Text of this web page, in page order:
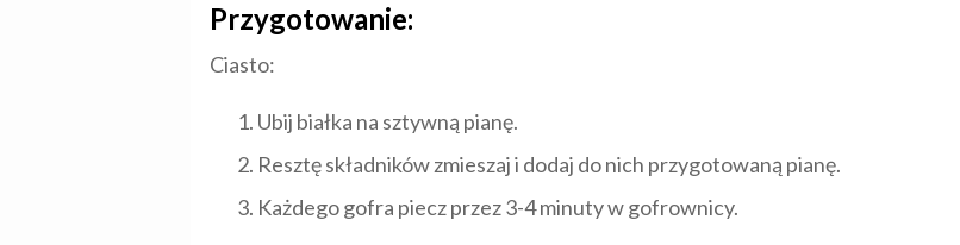
Przygotowanie:
Ciasto:
Ubij białka na sztywną pianę.
Resztę składników zmieszaj i dodaj do nich przygotowaną pianę.
Każdego gofra piecz przez 3-4 minuty w gofrownicy.